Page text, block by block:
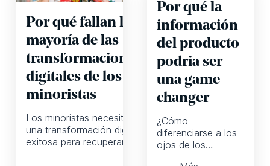
Por qué fallan la
mayoría de las
transformaciones
digitales de los
minoristas
Los minoristas necesitan
una transformación digital
exitosa para recuperar la
Por qué la
información
del producto
podria ser
una game
changer
¿Cómo
diferenciarse a los
ojos de los